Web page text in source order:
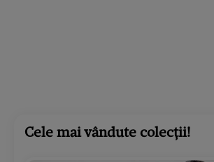
Cele mai vândute colecții!